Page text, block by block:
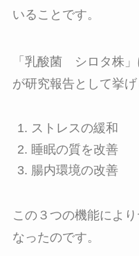
いることです。
「乳酸菌 シロタ株
が研究報告として挙げ
ストレスの緩和
睡眠の質を改善
腸内環境の改善
この３つの機能によ
なったのです。